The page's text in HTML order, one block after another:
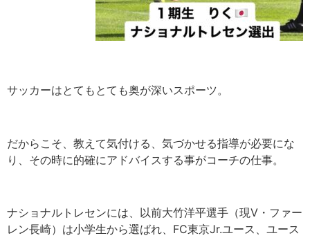
サッカーはとてもとても奥が深いスポーツ。
だからこそ、教えて気付ける、気づかせる指導が必要にな
り、その時に的確にアドバイスする事がコーチの仕事。
ナショナルトレセンには、以前大竹洋平選手（現V・ファー
レン長崎）は小学生から選ばれ、FC東京Jr.ユース、ユース